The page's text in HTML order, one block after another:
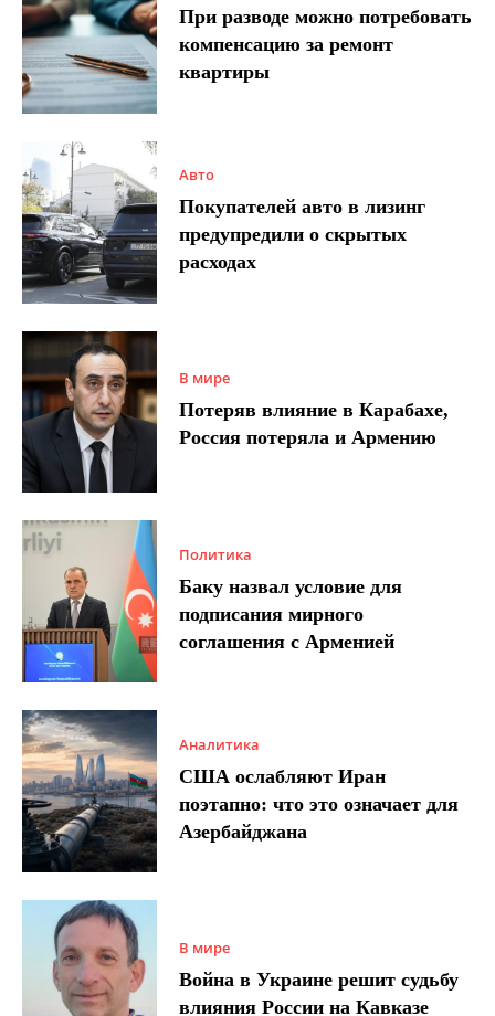
При разводе можно потребовать
компенсацию за ремонт
квартиры
Авто
Покупателей авто в лизинг
предупредили о скрытых
расходах
В мире
Потеряв влияние в Карабахе,
Россия потеряла и Армению
Политика
Баку назвал условие для
подписания мирного
соглашения с Арменией
Аналитика
США ослабляют Иран
поэтапно: что это означает для
Азербайджана
В мире
Война в Украине решит судьбу
влияния России на Кавказе